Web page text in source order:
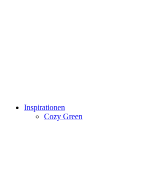
Inspirationen
Cozy Green